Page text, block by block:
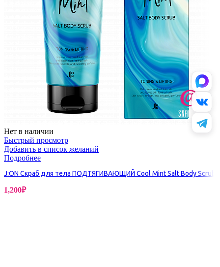
Нет в наличии
Быстрый просмотр
Добавить в список желаний
Подробнее
J:ON Скраб для тела ПОДТЯГИВАЮЩИЙ Cool Mint Salt Body Scrub
1,200₽